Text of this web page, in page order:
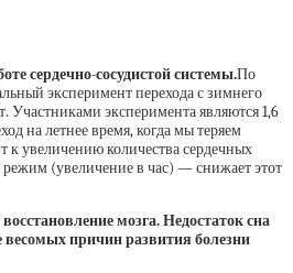
сердечно-сосудистой системы.По
эксперимент перехода с зимнего
Участниками эксперимента являются 1,6
на летнее время, когда мы теряем
к увеличению количества сердечных
(увеличение в час) — снижает этот
мозга. Недостаток сна
весомых причин развития болезни